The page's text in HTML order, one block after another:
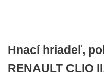
Hnací hriadeľ,
RENAULT CLIO